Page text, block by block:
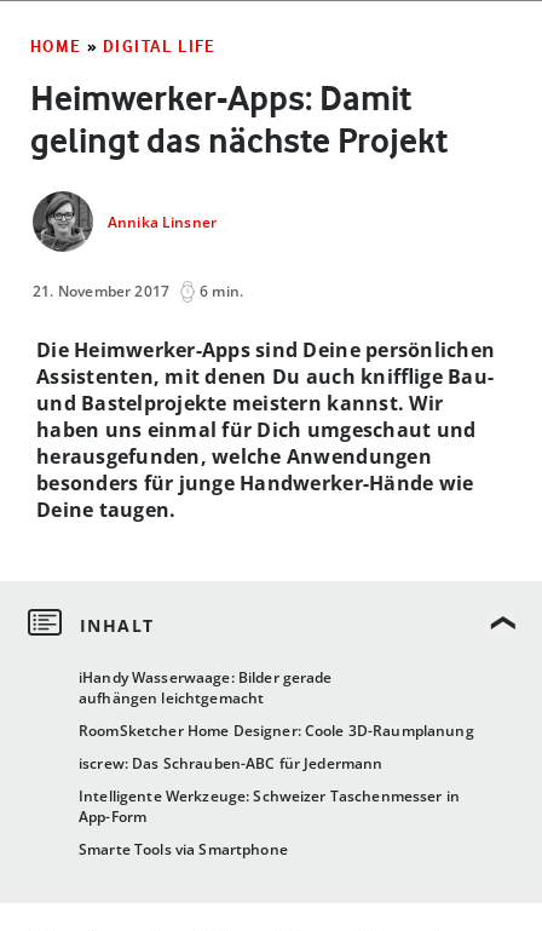
HOME » DIGITAL LIFE
Heimwerker-Apps: Damit
gelingt das nächste Projekt
Annika Linsner
21. November 2017 6 min.
iHandy Wasserwaage: Bilder gerade
aufhängen leichtgemacht
RoomSketcher Home Designer: Coole 3D-Raumplanung
iscrew: Das Schrauben-ABC für Jedermann
Intelligente Werkzeuge: Schweizer Taschenmesser in
App-Form
Smarte Tools via Smartphone
Die Heimwerker-Apps sind Deine persönlichen
Assistenten, mit denen Du auch knifflige Bau-
und Bastelprojekte meistern kannst. Wir
haben uns einmal für Dich umgeschaut und
herausgefunden, welche Anwendungen
besonders für junge Handwerker-Hände wie
Deine taugen.